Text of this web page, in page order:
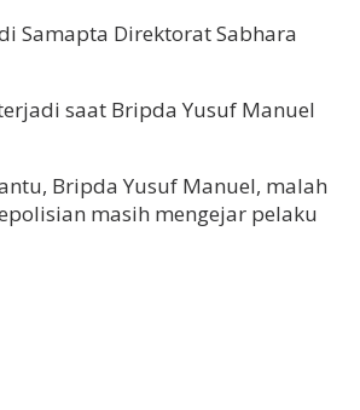
Samapta Direktorat Sabhara
saat Bripda Yusuf Manuel
Bripda Yusuf Manuel, malah
masih mengejar pelaku